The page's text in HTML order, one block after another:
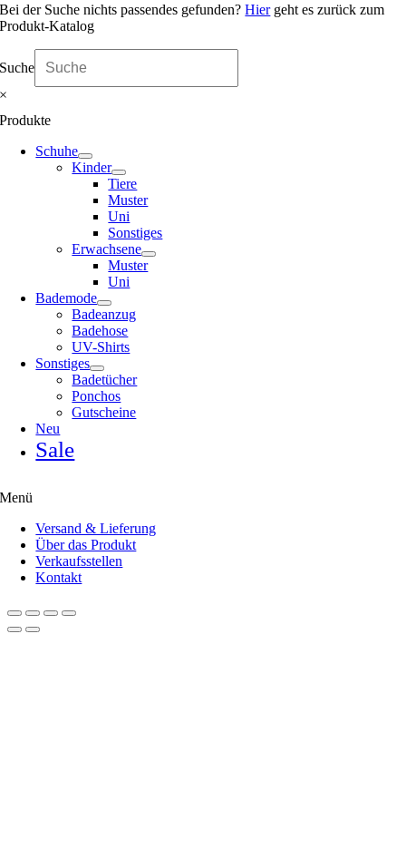
Bei der Suche nichts passendes gefunden?Hiergeht es zurück zum
Produkt-Katalog
Suche
×
Produkte
Schuhe
Kinder
Tiere
Muster
Uni
Sonstiges
Erwachsene
Muster
Uni
Bademode
Badeanzug
Badehose
UV-Shirts
Sonstiges
Badetücher
Ponchos
Gutscheine
Neu
Sale
Menü
Versand & Lieferung
Über das Produkt
Verkaufsstellen
Kontakt